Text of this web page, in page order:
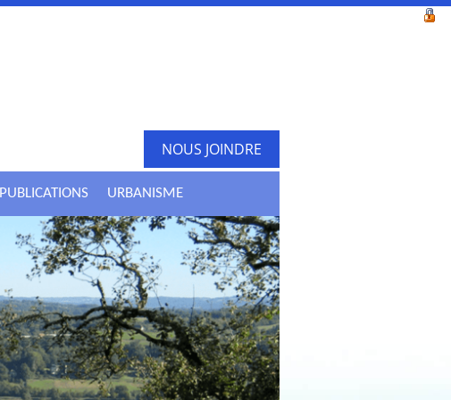
NOUS JOINDRE
PUBLICATIONS URBANISME